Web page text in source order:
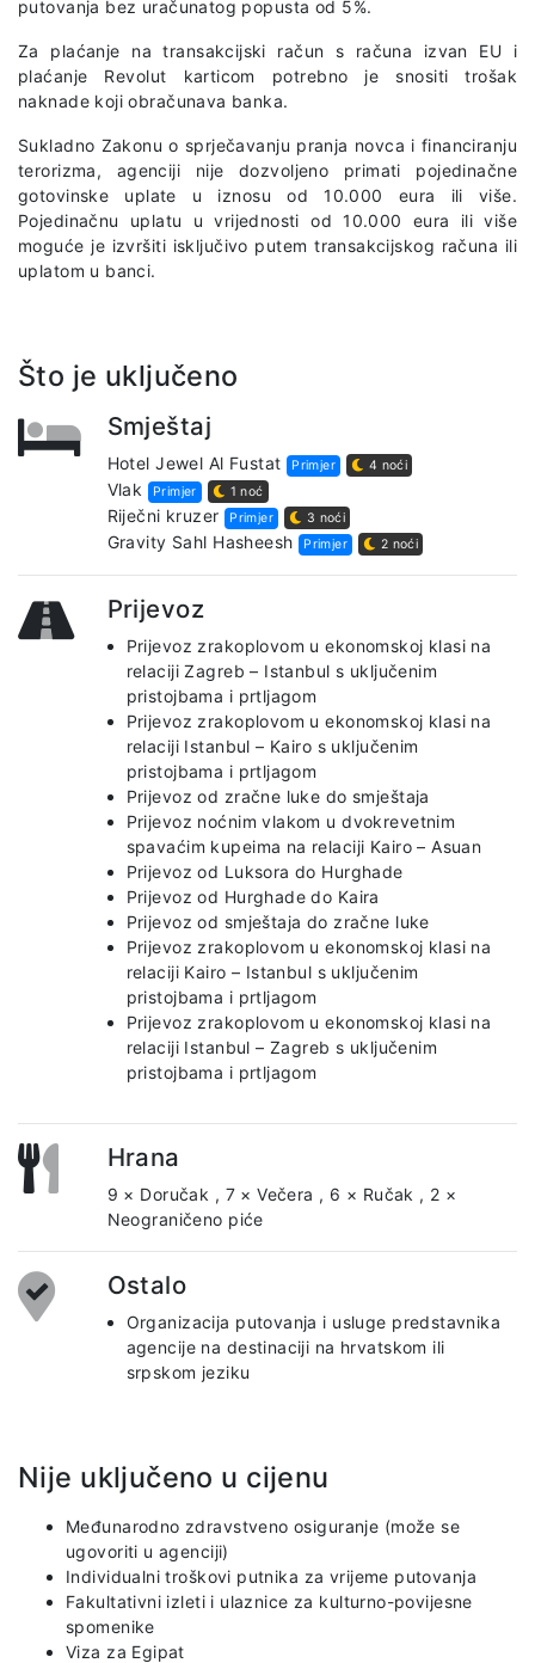
putovanja bez uračunatog popusta od 5%.
Za plaćanje na transakcijski račun s računa izvan EU i
plaćanje Revolut karticom potrebno je snositi trošak
naknade koji obračunava banka.
Sukladno Zakonu o sprječavanju pranja novca i financiranju
terorizma, agenciji nije dozvoljeno primati pojedinačne
gotovinske uplate u iznosu od 10.000 eura ili više.
Pojedinačnu uplatu u vrijednosti od 10.000 eura ili više
moguće je izvršiti isključivo putem transakcijskog računa ili
uplatom u banci.
Što je uključeno
Smještaj
Hotel Jewel Al Fustat Primjer 4 noći
Vlak Primjer 1 noć
Riječni kruzer Primjer 3 noći
Gravity Sahl Hasheesh Primjer 2 noći
Prijevoz
Prijevoz zrakoplovom u ekonomskoj klasi na
relaciji Zagreb – Istanbul s uključenim
pristojbama i prtljagom
Prijevoz zrakoplovom u ekonomskoj klasi na
relaciji Istanbul – Kairo s uključenim
pristojbama i prtljagom
Prijevoz od zračne luke do smještaja
Prijevoz noćnim vlakom u dvokrevetnim
spavaćim kupeima na relaciji Kairo – Asuan
Prijevoz od Luksora do Hurghade
Prijevoz od Hurghade do Kaira
Prijevoz od smještaja do zračne luke
Prijevoz zrakoplovom u ekonomskoj klasi na
relaciji Kairo – Istanbul s uključenim
pristojbama i prtljagom
Prijevoz zrakoplovom u ekonomskoj klasi na
relaciji Istanbul – Zagreb s uključenim
pristojbama i prtljagom
Hrana
9 × Doručak , 7 × Večera , 6 × Ručak , 2 ×
Neograničeno piće
Ostalo
Organizacija putovanja i usluge predstavnika
agencije na destinaciji na hrvatskom ili
srpskom jeziku
Nije uključeno u cijenu
Međunarodno zdravstveno osiguranje (može se
ugovoriti u agenciji)
Individualni troškovi putnika za vrijeme putovanja
Fakultativni izleti i ulaznice za kulturno-povijesne
spomenike
Viza za Egipat